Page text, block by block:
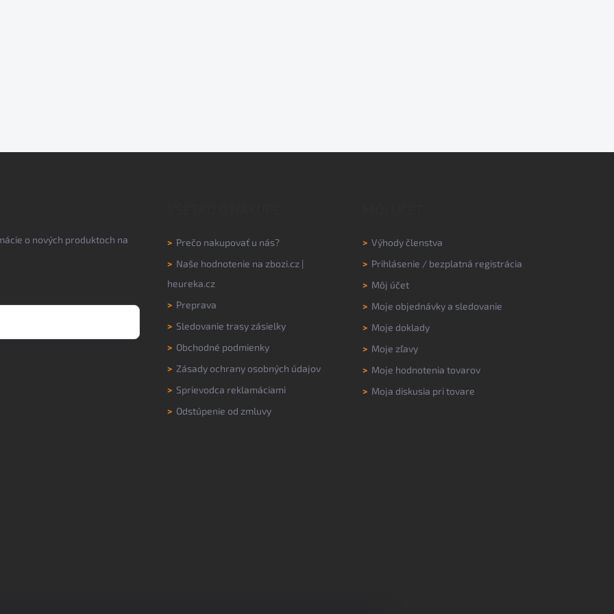
o nových produktoch na
> Prečo nakupovať u nás?
> Naše hodnotenie na zbozi.cz |
heureka.cz
> Preprava
> Sledovanie trasy zásielky
> Obchodné podmienky
> Zásady ochrany osobných údajov
> Sprievodca reklamáciami
> Odstúpenie od zmluvy
> Výhody členstva
> Prihlásenie / bezplatná registrácia
> Môj účet
> Moje objednávky a sledovanie
> Moje doklady
> Moje zľavy
> Moje hodnotenia tovarov
> Moja diskusia pri tovare